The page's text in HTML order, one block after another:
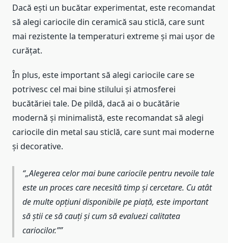
Dacă ești un bucătar experimentat, este recomandat
să alegi cariocile din ceramică sau sticlă, care sunt
mai rezistente la temperaturi extreme și mai ușor de
curățat.
În plus, este important să alegi cariocile care se
potrivesc cel mai bine stilului și atmosferei
bucătăriei tale. De pildă, dacă ai o bucătărie
modernă și minimalistă, este recomandat să alegi
cariocile din metal sau sticlă, care sunt mai moderne
și decorative.
„Alegerea celor mai bune cariocile pentru nevoile tale
este un proces care necesită timp și cercetare. Cu atât
de multe opțiuni disponibile pe piață, este important
să știi ce să cauți și cum să evaluezi calitatea
cariocilor.”